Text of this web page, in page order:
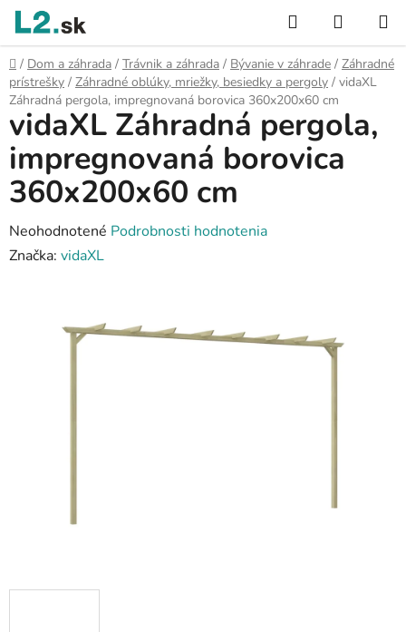
Prejsť
obsah
Hľadať
KOŠÍK
Domov
/ Dom a záhrada / Trávnik a záhrada / Bývanie v záhrade / Záhradné
prístrešky / Záhradné oblúky, mriežky, besiedky a pergoly / vidaXL
Záhradná pergola, impregnovaná borovica 360x200x60 cm
vidaXL Záhradná pergola,
impregnovaná borovica
360x200x60 cm
Priemerné
hodnotenie
Neohodnotené Podrobnosti hodnotenia
Značka: vidaXL